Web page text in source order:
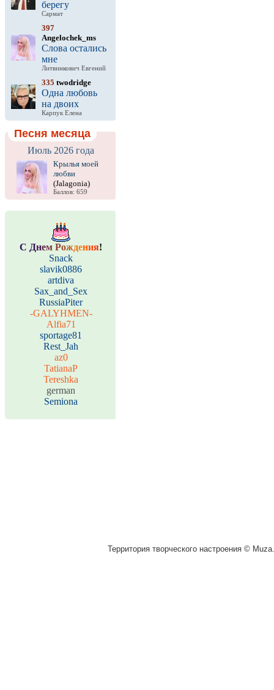
берегу
Сармат
397
Angelochek_ms
Слова остались
мне
Литвинкович Евгений
335 twodridge
Одна любовь
на двоих
Карпук Елена
Песня месяца
Июль 2026 года
Крылья моей
любви
(Jalagonia)
Баллов: 659
С Днем Рождения!
Snack
slavik0886
artdiva
Sax_and_Sex
RussiaPiter
-GALYHMEN-
Alfia71
sportage81
Rest_Jah
az0
TatianaP
Tereshka
german
Semiona
Территория творческого настроения ©